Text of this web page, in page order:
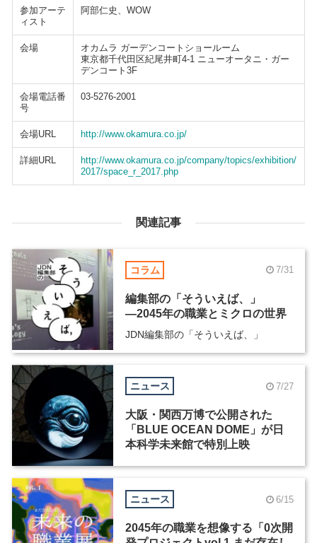
参加アーテ
ィスト
阿部仁史、WOW
会場
オカムラ ガーデンコートショールーム
東京都千代田区紀尾井町4-1 ニューオータニ・ガー
デンコート3F
会場電話番
号
03-5276-2001
会場URL http://www.okamura.co.jp/
詳細URL
http://www.okamura.co.jp/company/topics/exhibition/
2017/space_r_2017.php
関連記事
コラム 7/31
編集部の「そういえば、」
―2045年の職業とミクロの世界
JDN編集部の「そういえば、」
ニュース 7/27
大阪・関西万博で公開された
「BLUE OCEAN DOME」が日
本科学未来館で特別上映
ニュース 6/15
2045年の職業を想像する「0次開